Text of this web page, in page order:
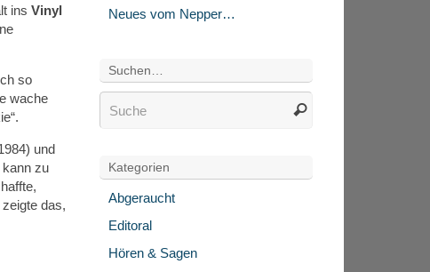
ins Vinyl
so
wache
und
kann zu
das,
Neues vom Nepper…
Suchen…
Kategorien
Abgeraucht
Editoral
Hören & Sagen